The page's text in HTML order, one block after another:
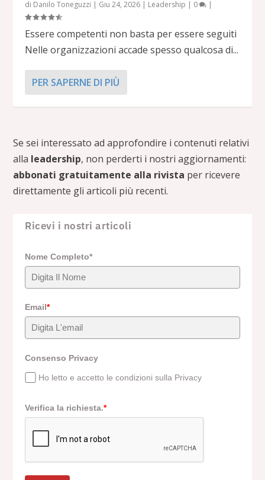
di Danilo Toneguzzi | Giu 24, 2026 | Leadership | 0 |
Essere competenti non basta per essere seguiti
Nelle organizzazioni accade spesso qualcosa di...
PER SAPERNE DI PIÙ
Se sei interessato ad approfondire i contenuti relativi
alla leadership, non perderti i nostri aggiornamenti:
abbonati gratuitamente alla rivista per ricevere
direttamente gli articoli più recenti.
Ricevi i nostri articoli
Nome Completo*
Email*
Consenso Privacy
Ho letto e accetto le condizioni sulla Privacy
Verifica la richiesta.*